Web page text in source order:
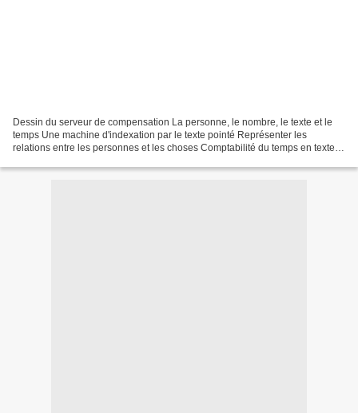
Dessin du serveur de compensation La personne, le nombre, le texte et le
temps Une machine d'indexation par le texte pointé Représenter les
relations entre les personnes et les choses Comptabilité du temps en texte